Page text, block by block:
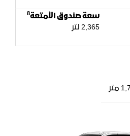
سعة صندوق الأمتعة8
2,365 لتر